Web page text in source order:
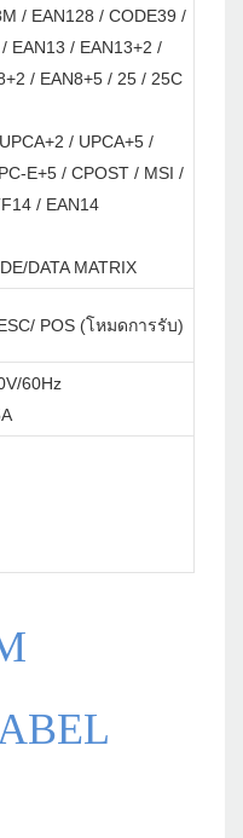
/ EAN128 / CODE39 /
EAN13 / EAN13+2 /
/ EAN8+5 / 25 / 25C
/ UPCA+5 /
E+5 / CPOST / MSI /
/ EAN14
DATA MATRIX
POS (โหมดการรับ)
60Hz